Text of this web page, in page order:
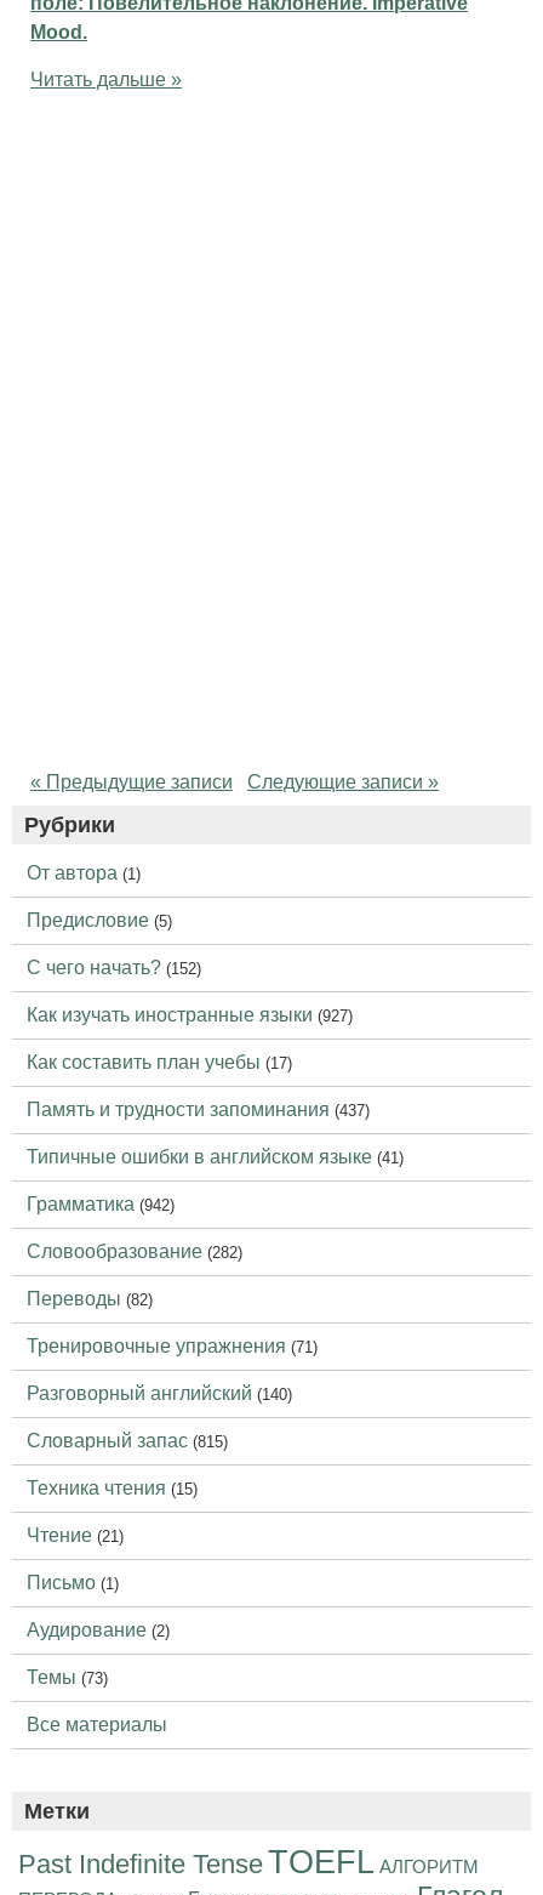
Mood.
Читать дальше »
« Предыдущие записи Следующие записи »
Рубрики
От автора (1)
Предисловие (5)
С чего начать? (152)
Как изучать иностранные языки (927)
Как составить план учебы (17)
Память и трудности запоминания (437)
Типичные ошибки в английском языке (41)
Грамматика (942)
Словообразование (282)
Переводы (82)
Тренировочные упражнения (71)
Разговорный английский (140)
Словарный запас (815)
Техника чтения (15)
Чтение (21)
Письмо (1)
Аудирование (2)
Темы (73)
Все материалы
Метки
Past Indefinite TenseTOEFL АЛГОРИТМ